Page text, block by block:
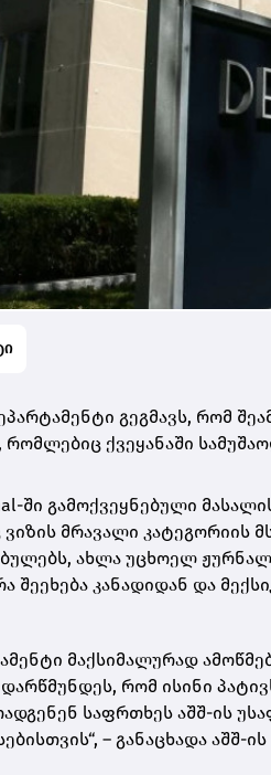
გეგმავს, რომ
ქვეყანაში
ში გამოქვეყნებული
მრავალი კატეგორიის
ახლა უცხოელ
შეეხება კანადიდან და
მაქსიმალურად
რომ ისინი
საფრთხეს აშშ-ის
– განაცხადა